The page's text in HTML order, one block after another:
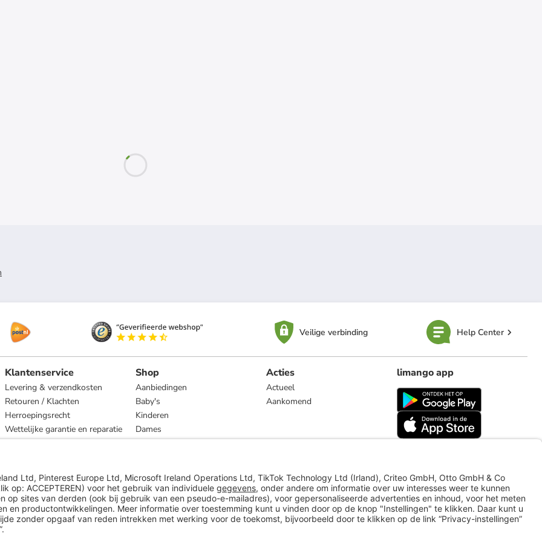
Veilige verbinding Help Center
Klantenservice
Levering & verzendkosten
Retouren / Klachten
Herroepingsrecht
Wettelijke garantie en reparatie
Shop
Aanbiedingen
Baby's
Kinderen
Dames
Heren
Acties
Actueel
Aankomend
limango app
limango.de limango.pl